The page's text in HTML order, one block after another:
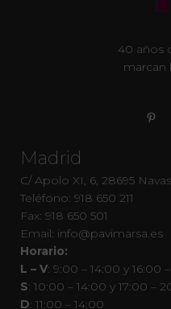
40 años
marcan
Madrid
C/ Apolo XI, 6, 28695
Teléfono: 918 650 211
Fax: 918 650 501
Email: info@pavimarsa.es
Horario:
L – V: 9:00 – 14:00 y 16:00
S: 10:00 – 14:00 y 17:00 –
D: 11:00 – 14:00